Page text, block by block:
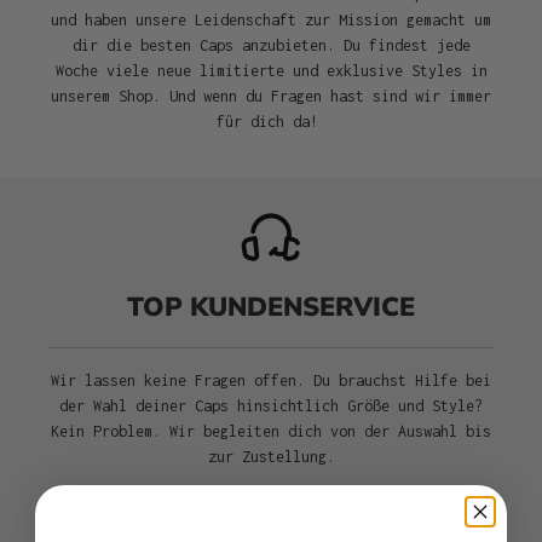
und haben unsere Leidenschaft zur Mission gemacht um
dir die besten Caps anzubieten. Du findest jede
Woche viele neue limitierte und exklusive Styles in
unserem Shop. Und wenn du Fragen hast sind wir immer
für dich da!
TOP KUNDENSERVICE
Wir lassen keine Fragen offen. Du brauchst Hilfe bei
der Wahl deiner Caps hinsichtlich Größe und Style?
Kein Problem. Wir begleiten dich von der Auswahl bis
zur Zustellung.